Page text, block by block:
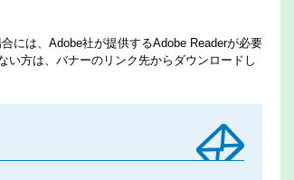
には、Adobe社が提供するAdobe Readerが必要
い方は、バナーのリンク先からダウンロードし